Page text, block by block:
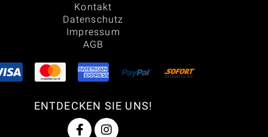
Kontakt
Datenschutz
Impressum
AGB
ENTDECKEN SIE UNS!